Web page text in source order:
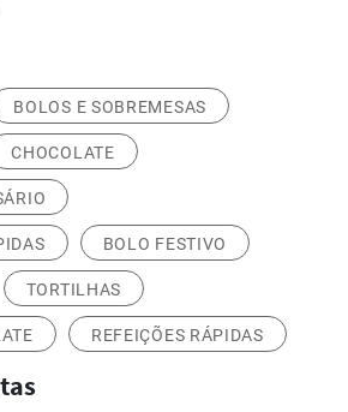
BOLOS E SOBREMESAS
CHOCOLATE
BOLO FESTIVO
TORTILHAS
REFEIÇÕES RÁPIDAS